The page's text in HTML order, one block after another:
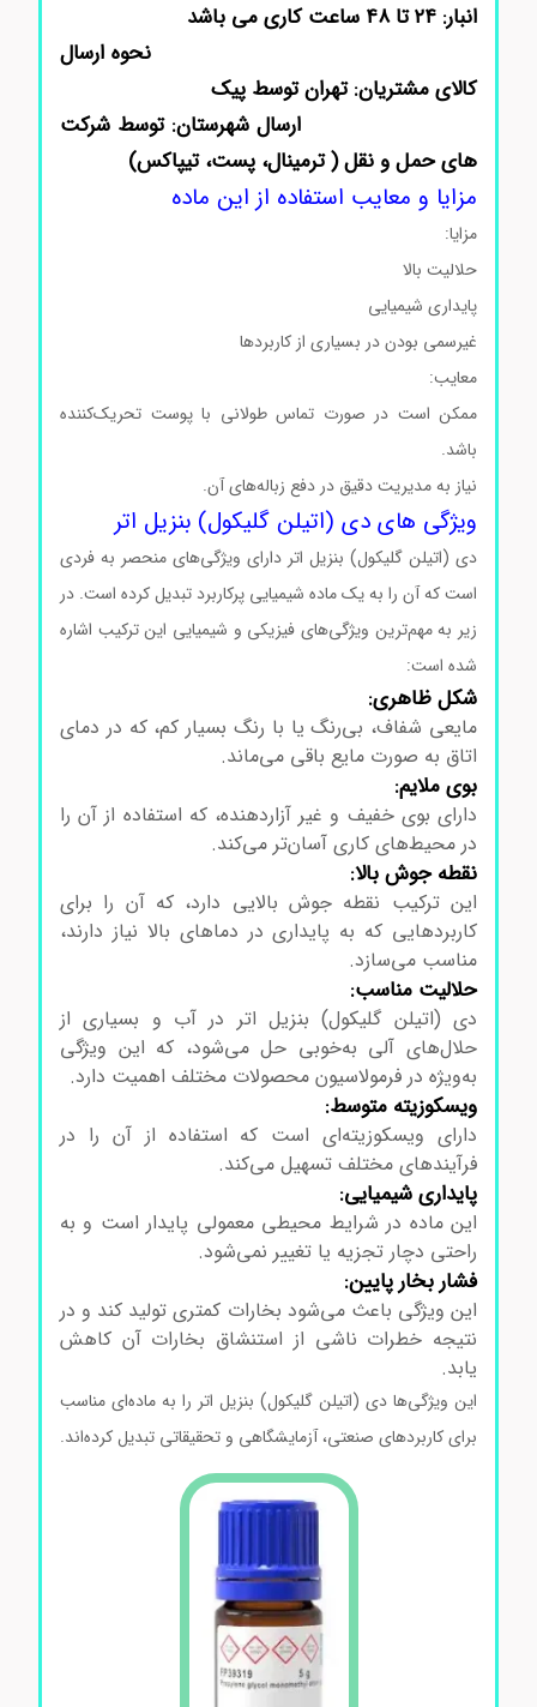
انبار: ۲۴ تا ۴۸ ساعت کاری می باشد
نحوه ارسال
کالای مشتریان: تهران توسط پیک
ارسال شهرستان: توسط شرکت
های حمل و نقل ( ترمینال، پست، تیپاکس)
مزایا و معایب استفاده از این ماده
مزایا:
حلالیت بالا
پایداری شیمیایی
غیرسمی بودن در بسیاری از کاربردها
معایب:
ممکن است در صورت تماس طولانی با پوست تحریک‌کننده
باشد.
نیاز به مدیریت دقیق در دفع زباله‌های آن.
ویژگی های دی (اتیلن گلیکول) بنزیل اتر
دی (اتیلن گلیکول) بنزیل اتر دارای ویژگی‌های منحصر به فردی
است که آن را به یک ماده شیمیایی پرکاربرد تبدیل کرده است. در
زیر به مهم‌ترین ویژگی‌های فیزیکی و شیمیایی این ترکیب اشاره
شده است:
شکل ظاهری:
مایعی شفاف، بی‌رنگ یا با رنگ بسیار کم، که در دمای
اتاق به صورت مایع باقی می‌ماند.
بوی ملایم:
دارای بوی خفیف و غیر آزاردهنده، که استفاده از آن را
در محیط‌های کاری آسان‌تر می‌کند.
نقطه جوش بالا:
این ترکیب نقطه جوش بالایی دارد، که آن را برای
کاربردهایی که به پایداری در دماهای بالا نیاز دارند،
مناسب می‌سازد.
حلالیت مناسب:
دی (اتیلن گلیکول) بنزیل اتر در آب و بسیاری از
حلال‌های آلی به‌خوبی حل می‌شود، که این ویژگی
به‌ویژه در فرمولاسیون محصولات مختلف اهمیت دارد.
ویسکوزیته متوسط:
دارای ویسکوزیته‌ای است که استفاده از آن را در
فرآیندهای مختلف تسهیل می‌کند.
پایداری شیمیایی:
این ماده در شرایط محیطی معمولی پایدار است و به
راحتی دچار تجزیه یا تغییر نمی‌شود.
فشار بخار پایین:
این ویژگی باعث می‌شود بخارات کمتری تولید کند و در
نتیجه خطرات ناشی از استنشاق بخارات آن کاهش
یابد.
این ویژگی‌ها دی (اتیلن گلیکول) بنزیل اتر را به ماده‌ای مناسب
برای کاربردهای صنعتی، آزمایشگاهی و تحقیقاتی تبدیل کرده‌اند.